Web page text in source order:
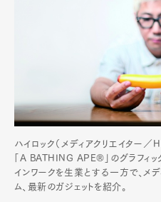
ハイロック（メディアクリエイター
「A BATHING APE®」のグラフィ
インワークを生業とする一方で、メ
ム、最新のガジェットを紹介。